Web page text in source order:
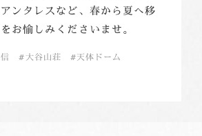
ンタレスなど、春から夏へ移
お愉しみくださいませ。
大谷山荘
天体ドーム